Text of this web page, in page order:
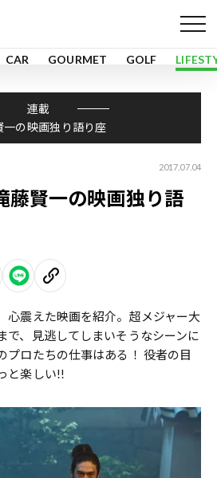
CAR GOURMET GOLF
連載
一の映画独り語り座
2017.07.04
藤賢一の映画独り語
心震えた映画を紹介。超メジャー大
で、見逃してしまいそうなシーンに
プロたちの仕事はある！ 役者の目
と楽しい!!